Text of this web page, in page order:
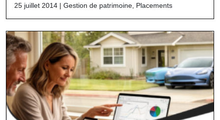
25 juillet 2014 | Gestion de patrimoine, Placements